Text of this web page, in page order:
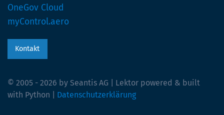
OneGov Cloud
myControl.aero
Kontakt
© 2005 - 2026 by Seantis AG | Lektor powered & built
with Python | Datenschutzerklärung